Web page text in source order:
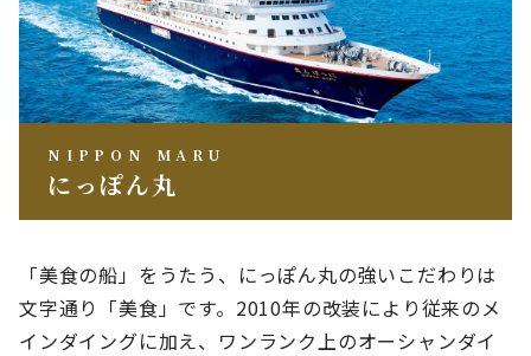
NIPPON MARU
にっぽん丸
「美食の船」をうたう、にっぽん丸の強いこだわりは
文字通り「美食」です。2010年の改装により従来のメ
インダイングに加え、ワンランク上のオーシャンダイ